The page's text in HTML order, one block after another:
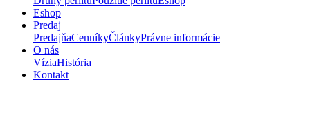
Eshop
Predaj
PredajňaCenníkyČlánkyPrávne informácie
O nás
VíziaHistória
Kontakt